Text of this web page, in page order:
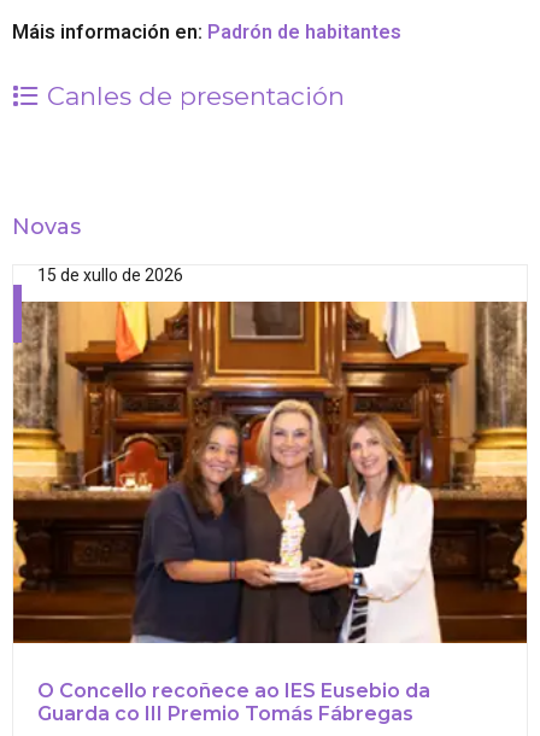
Máis información en: Padrón de habitantes
Canles de presentación
Novas
15 de xullo de 2026
O Concello recoñece ao IES Eusebio da
Guarda co III Premio Tomás Fábregas